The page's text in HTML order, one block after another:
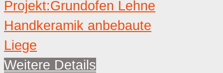
Weitere Details